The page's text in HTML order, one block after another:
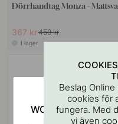
Dörrhandtag Monza -
367 kr459 kr
I lager
Beslag
cookies för
fungera. Med
vi även
WOULD YOU